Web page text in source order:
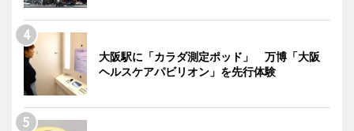
大阪駅に「カラダ測定ポッド」 万博「大阪
ヘルスケアパビリオン」を先行体験